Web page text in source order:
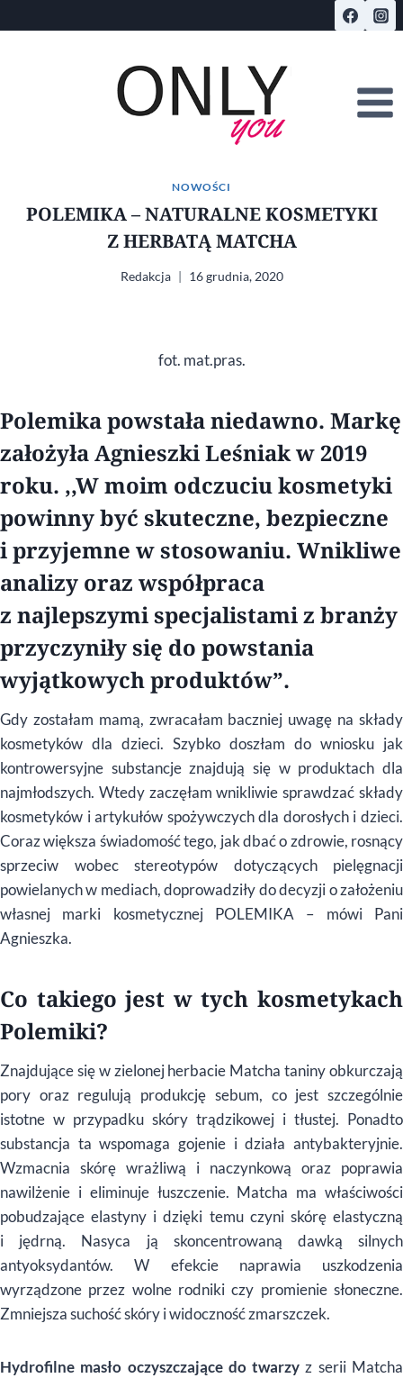
do
NOWOŚCI
POLEMIKA – NATURALNE KOSMETYKI
Z HERBATĄ MATCHA
Redakcja 16 grudnia, 2020
fot. mat.pras.
Polemika powstała niedawno. Markę
założyła Agnieszki Leśniak w 2019
roku. ,,W moim odczuciu kosmetyki
powinny być skuteczne, bezpieczne
i przyjemne w stosowaniu. Wnikliwe
analizy oraz współpraca
z najlepszymi specjalistami z branży
przyczyniły się do powstania
wyjątkowych produktów”.
Gdy zostałam mamą, zwracałam baczniej uwagę na składy
kosmetyków dla dzieci. Szybko doszłam do wniosku jak
kontrowersyjne substancje znajdują się w produktach dla
najmłodszych. Wtedy zaczęłam wnikliwie sprawdzać składy
kosmetyków i artykułów spożywczych dla dorosłych i dzieci.
Coraz większa świadomość tego, jak dbać o zdrowie, rosnący
sprzeciw wobec stereotypów dotyczących pielęgnacji
powielanych w mediach, doprowadziły do decyzji o założeniu
własnej marki kosmetycznej POLEMIKA – mówi Pani
Agnieszka.
Co takiego jest w tych kosmetykach
Polemiki?
Znajdujące się w zielonej herbacie Matcha taniny obkurczają
pory oraz regulują produkcję sebum, co jest szczególnie
istotne w przypadku skóry trądzikowej i tłustej. Ponadto
substancja ta wspomaga gojenie i działa antybakteryjnie.
Wzmacnia skórę wrażliwą i naczynkową oraz poprawia
nawilżenie i eliminuje łuszczenie. Matcha ma właściwości
pobudzające elastyny i dzięki temu czyni skórę elastyczną
i jędrną. Nasyca ją skoncentrowaną dawką silnych
antyoksydantów. W efekcie naprawia uszkodzenia
wyrządzone przez wolne rodniki czy promienie słoneczne.
Zmniejsza suchość skóry i widoczność zmarszczek.
Hydrofilne masło oczyszczające do twarzy z serii Matcha